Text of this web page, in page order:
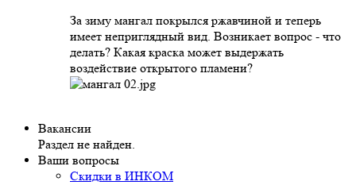
За зиму мангал покрылся ржавчиной и теперь
имеет неприглядный вид. Возникает вопрос - что
делать? Какая краска может выдержать
воздействие открытого пламени?
Вакансии
Раздел не найден.
Ваши вопросы
Скидки в ИНКОМ